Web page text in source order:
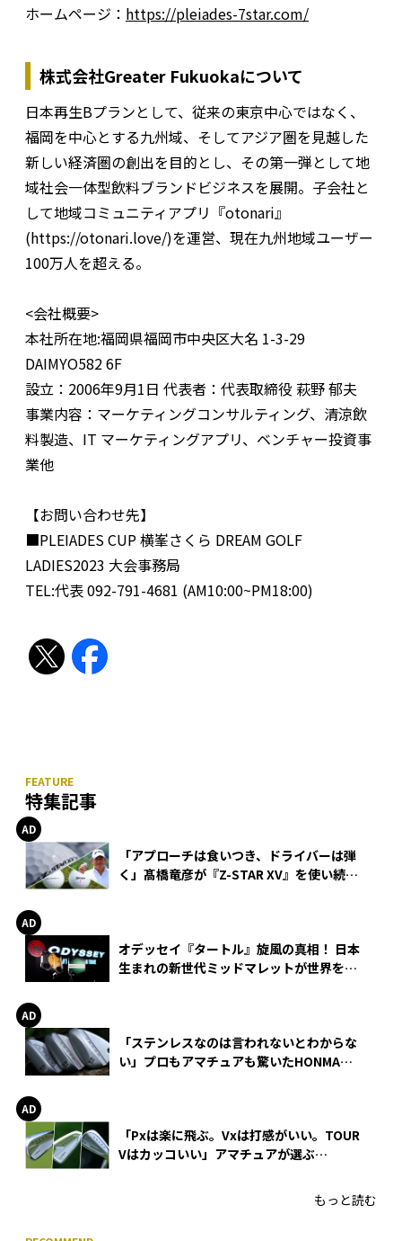
ホームページ： https://pleiades-7star.com/
株式会社Greater Fukuokaについて
日本再生Bプランとして、従来の東京中心ではなく、
福岡を中心とする九州域、そしてアジア圏を見越した
新しい経済圏の創出を目的とし、その第一弾として地
域社会一体型飲料ブランドビジネスを展開。子会社と
して地域コミュニティアプリ『otonari』
(https://otonari.love/)を運営、現在九州地域ユーザー
100万人を超える。
<会社概要>
本社所在地:福岡県福岡市中央区大名 1-3-29
DAIMYO582 6F
設立：2006年9月1日 代表者：代表取締役 萩野 郁夫
事業内容：マーケティングコンサルティング、清涼飲
料製造、IT マーケティングアプリ、ベンチャー投資事
業他
【お問い合わせ先】
■PLEIADES CUP 横峯さくら DREAM GOLF
LADIES2023 大会事務局
TEL:代表 092-791-4681 (AM10:00~PM18:00)
特集記事
「アプローチは食いつき、ドライバーは弾
く」髙橋竜彦が『Z-STAR XV』を使い続け
オデッセイ『タートル』旋風の真相！ 日本
生まれの新世代ミッドマレットが世界を席
「ステンレスなのは言われないとわからな
い」プロもアマチュアも驚いたHONMA
「Pxは楽に飛ぶ。Vxは打感がいい。TOUR
Vはカッコいい」アマチュアが選ぶ
もっと読む